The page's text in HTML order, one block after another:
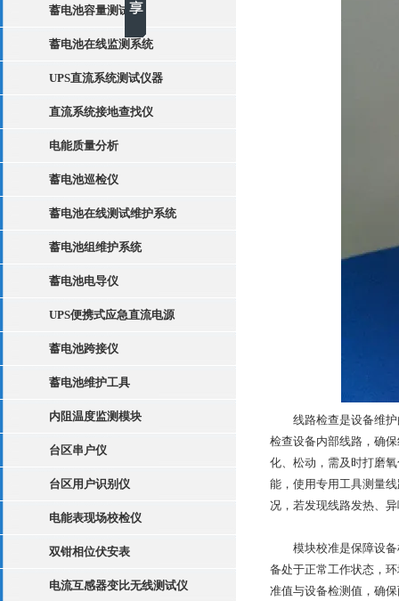
蓄电池容量测试仪
蓄电池在线监测系统
UPS直流系统测试仪器
直流系统接地查找仪
电能质量分析
蓄电池巡检仪
蓄电池在线测试维护系统
蓄电池组维护系统
蓄电池电导仪
UPS便携式应急直流电源
蓄电池跨接仪
蓄电池维护工具
内阻温度监测模块
台区串户仪
台区用户识别仪
电能表现场校检仪
双钳相位伏安表
电流互感器变比无线测试仪
线路检查是设备维护
检查设备内部线路，确
化、松动，需及时打磨
能，使用专用工具测量
况，若发现线路发热、
模块校准是保障设备
备处于正常工作状态，
准值与设备检测值，确